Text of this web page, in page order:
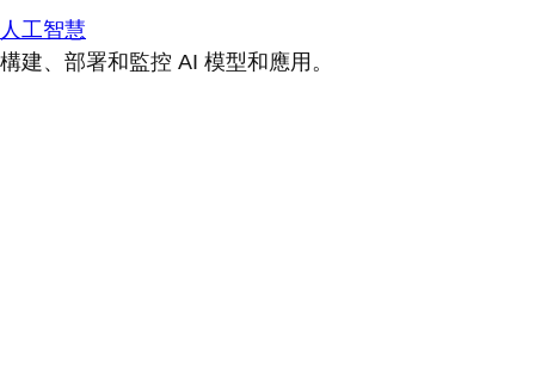
人工智慧
構建、部署和監控 AI 模型和應用。